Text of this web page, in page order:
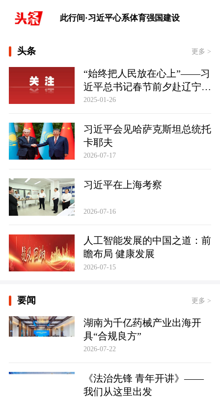
此行间·习近平心系体育强国建设
[时习之丨“向着建设体育强国、健康中
国的目标不断迈进”]
[文脉华章 | 总书记引经据典话廉政
此行间·习近平心系体育强国建设
头条 更多 >
“始终把人民放在心上”——习
近平总书记春节前夕赴辽宁看
望慰问基层干部群众纪实
2025-01-26
习近平会见哈萨克斯坦总统托
卡耶夫
2026-07-17
习近平在上海考察
2026-07-16
人工智能发展的中国之道：前
瞻布局 健康发展
2026-07-15
要闻 更多 >
湖南为千亿药械产业出海开
具“合规良方”
2026-07-22
《法治先锋 青年开讲》——
我们从这里出发